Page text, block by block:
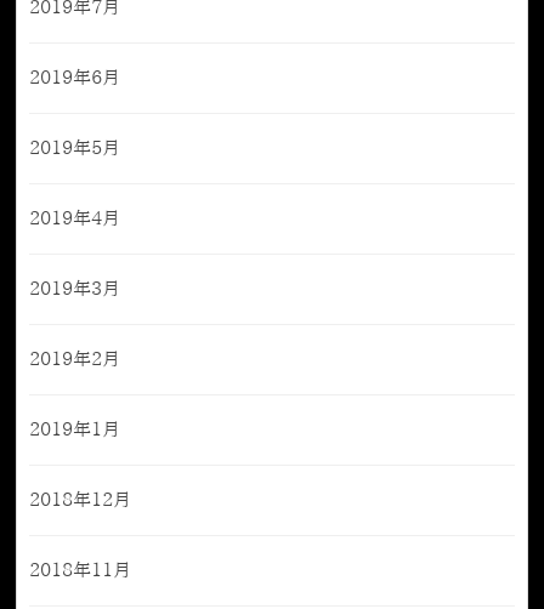
2019年7月
2019年6月
2019年5月
2019年4月
2019年3月
2019年2月
2019年1月
2018年12月
2018年11月